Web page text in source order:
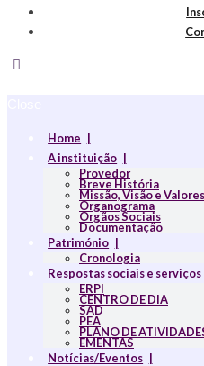
Home
A instituição
Provedor
Breve História
Missão, Visão e Valores
Organograma
Orgãos Sociais
Documentação
Património
Cronologia
Respostas sociais e serviços
ERPI
CENTRO DE DIA
SAD
PEA
PLANO DE
EMENTAS
Notícias/Eventos